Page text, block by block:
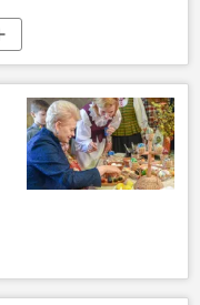
Buvusio GRU pulkininko Skripalio nunuodijimas Didžiojoje Britanijoje